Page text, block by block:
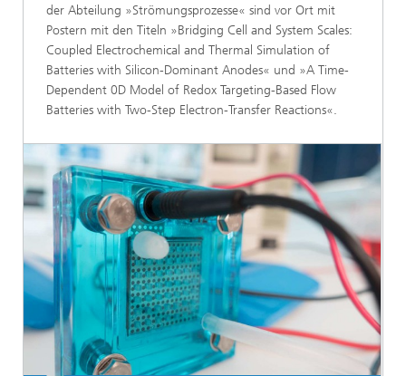
der Abteilung »Strömungsprozesse« sind vor Ort mit
Postern mit den Titeln »Bridging Cell and System Scales:
Coupled Electrochemical and Thermal Simulation of
Batteries with Silicon-Dominant Anodes« und »A Time-
Dependent 0D Model of Redox Targeting-Based Flow
Batteries with Two-Step Electron-Transfer Reactions«.